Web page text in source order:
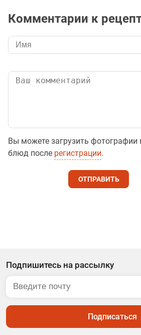
Комментарии к
Вы можете загрузить фотографии
блюд после регистрации.
ОТПРАВИТЬ
Подпишитесь на рассылку
Подписаться